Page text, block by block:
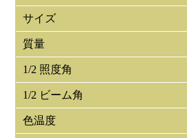
サイズ
質量
1/2 照度角
1/2 ビーム角
色温度